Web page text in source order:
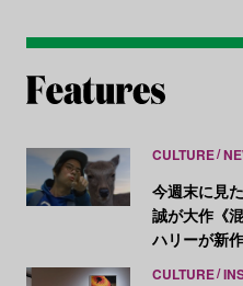
CULTURE
今週末に見
誠が大作《
ハリーが新
CULTURE